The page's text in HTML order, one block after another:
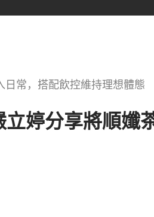
常，搭配飲控維持理想體態
婷分享將順孅